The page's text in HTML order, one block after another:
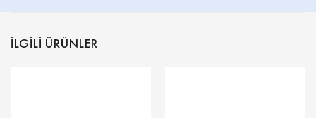
İLGILI ÜRÜNLER